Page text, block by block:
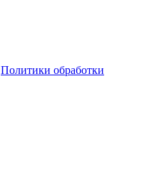
Политики обработки